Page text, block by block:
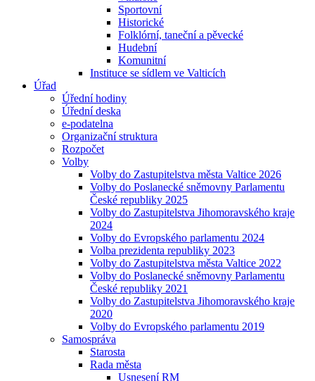
Sportovní
Historické
Folklórní, taneční a pěvecké
Hudební
Komunitní
Instituce se sídlem ve Valticích
Úřad
Úřední hodiny
Úřední deska
e-podatelna
Organizační struktura
Rozpočet
Volby
Volby do Zastupitelstva města Valtice 2026
Volby do Poslanecké sněmovny Parlamentu
České republiky 2025
Volby do Zastupitelstva Jihomoravského kraje
2024
Volby do Evropského parlamentu 2024
Volba prezidenta republiky 2023
Volby do Zastupitelstva města Valtice 2022
Volby do Poslanecké sněmovny Parlamentu
České republiky 2021
Volby do Zastupitelstva Jihomoravského kraje
2020
Volby do Evropského parlamentu 2019
Samospráva
Starosta
Rada města
Usnesení RM